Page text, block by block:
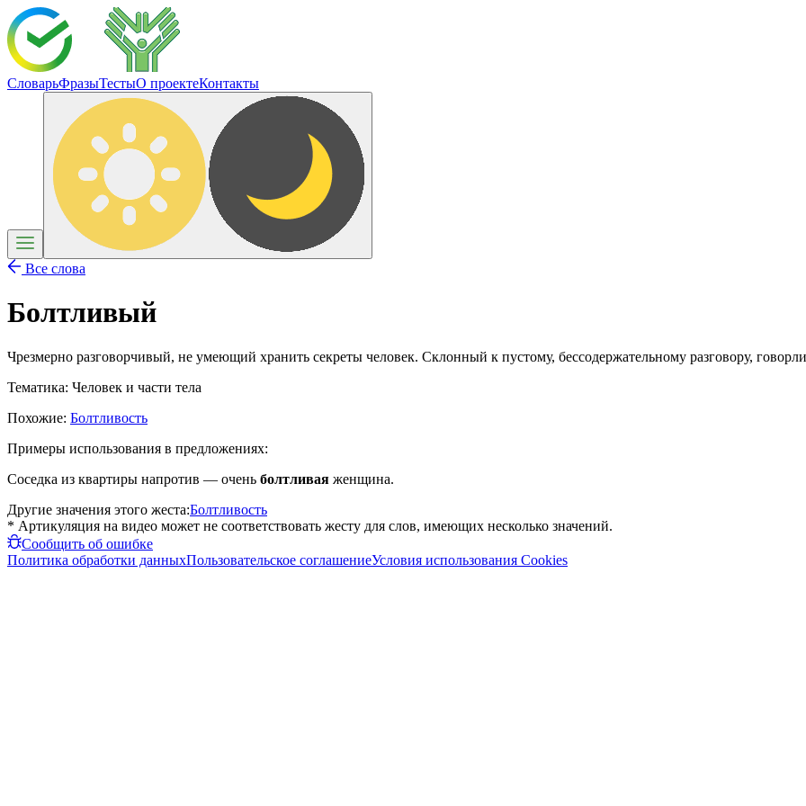
СловарьФразыТестыО проектеКонтакты
Все слова
Болтливый
Чрезмерно разговорчивый, не умеющий хранить секреты человек. Склонный к пустому, бессодержательному разговору,
Тематика: Человек и части тела
Похожие: Болтливость
Примеры использования в предложениях:
Соседка из квартиры напротив — очень болтливая женщина.
Другие значения этого жеста:Болтливость
* Артикуляция на видео может не соответствовать жесту для слов, имеющих несколько значений.
Сообщить об ошибке
Политика обработки данныхПользовательское соглашениеУсловия использования Cookies